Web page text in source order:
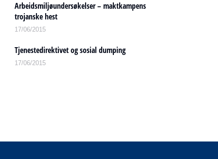
Arbeidsmiljøundersøkelser – maktkampens
trojanske hest
17/06/2015
Tjenestedirektivet og sosial dumping
17/06/2015